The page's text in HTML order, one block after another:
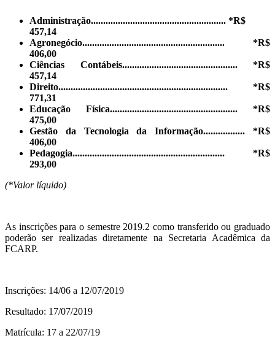
Administração....................................................... *R$
457,14
Agronegócio.......................................................... *R$
406,00
Ciências Contábeis............................................... *R$
457,14
Direito..................................................................... *R$
771,31
Educação Física.................................................... *R$
475,00
Gestão da Tecnologia da Informação................. *R$
406,00
Pedagogia.............................................................. *R$
293,00
(*Valor líquido)
As inscrições para o semestre 2019.2 como transferido ou graduado
poderão ser realizadas diretamente na Secretaria Acadêmica da
FCARP.
Inscrições: 14/06 a 12/07/2019
Resultado: 17/07/2019
Matrícula: 17 a 22/07/19